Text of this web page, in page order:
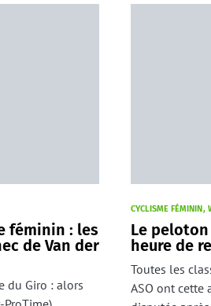
féminin : les
de Van der
du Giro : alors
CYCLISME FÉMININ
Le
heure de
Toutes les
ASO ont cette